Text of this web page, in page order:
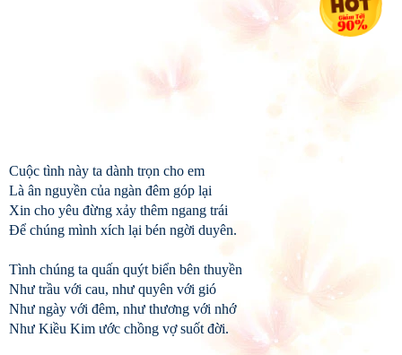
Cuộc tình này ta dành trọn cho em
Là ân nguyền của ngàn đêm góp lại
Xin cho yêu đừng xảy thêm ngang trái
Để chúng mình xích lại bén ngời duyên.
Tình chúng ta quấn quýt biển bên thuyền
Như trầu với cau, như quyên với gió
Như ngày với đêm, như thương với nhớ
Như Kiều Kim ước chồng vợ suốt đời.